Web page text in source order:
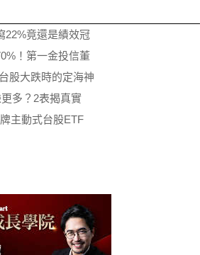
22%竟還是績效冠
！第一金投信董
股大跌時的定海神
多？2表揭真實
主動式台股ETF